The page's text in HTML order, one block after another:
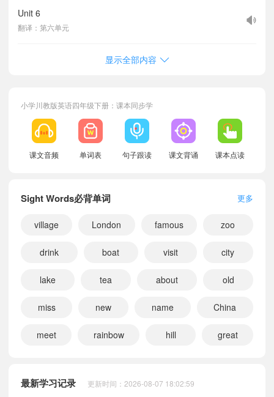
Unit 6
翻译：第六单元
显示全部内容
小学川教版英语四年级下册：课本同步学
课文音频 单词表 句子跟读 课文背诵 课本点读
Sight Words必背单词 更多
village London famous zoo
drink boat visit city
lake tea about old
miss new name China
meet rainbow hill great
最新学习记录 更新时间：2026-08-07 18:02:59
小宝497073
小宝638410 正在学习 川教版四年级上册Main Characters课文朗读